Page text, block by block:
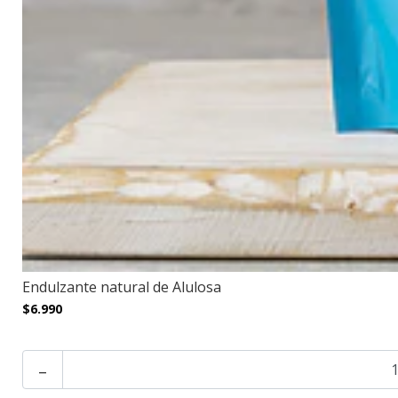
Endulzante natural de Alulosa
$6.990
-